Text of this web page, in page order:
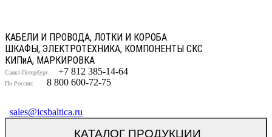
КАБЕЛИ И ПРОВОДА, ЛОТКИ И КОРОБА
ШКАФЫ, ЭЛЕКТРОТЕХНИКА, КОМПОНЕНТЫ СКС
КИПиА, МАРКИРОВКА
Санкт-Петербург: +7 812 385-14-64
По России: 8 800 600-72-75
sales@icsbaltica.ru
КАТАЛОГ ПРОДУКЦИИ